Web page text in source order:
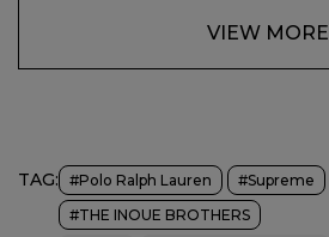
VIEW MORE
TAG: #Polo Ralph Lauren
#Supreme
#THE INOUE BROTHERS